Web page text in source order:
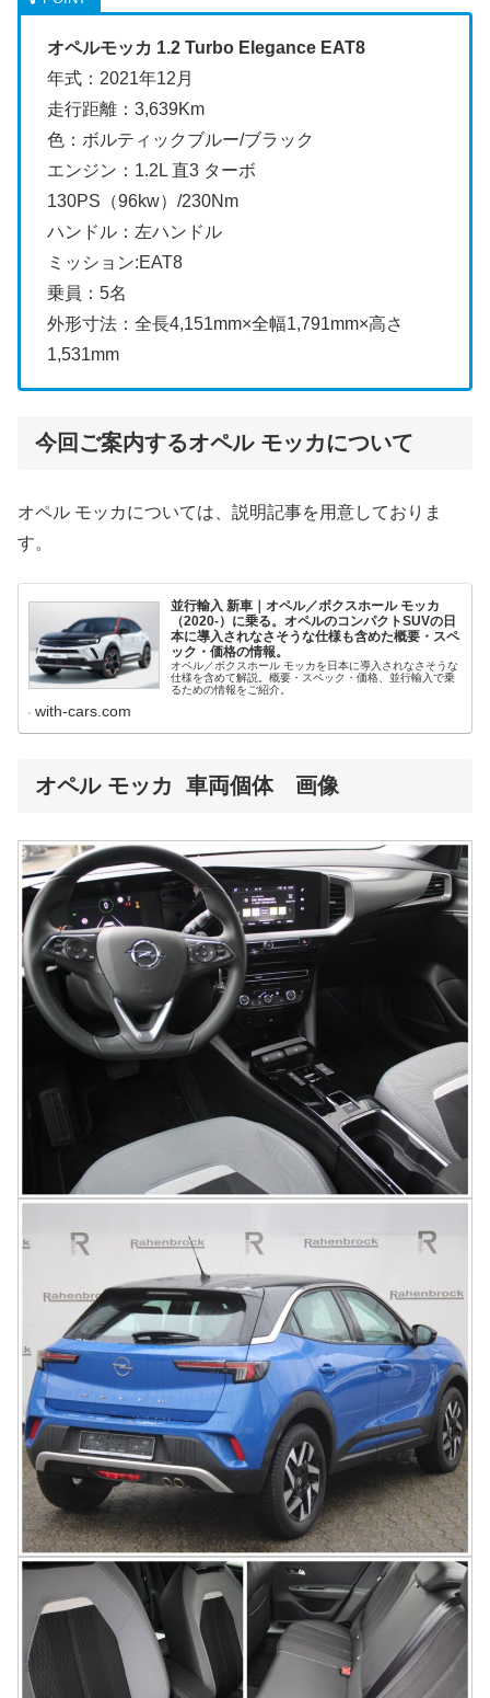
オペルモッカ 1.2 Turbo Elegance EAT8
年式：2021年12月
走行距離：3,639Km
色：ボルティックブルー/ブラック
エンジン：1.2L 直3 ターボ
130PS（96kw）/230Nm
ハンドル：左ハンドル
ミッション:EAT8
乗員：5名
外形寸法：全長4,151mm×全幅1,791mm×高さ
1,531mm
今回ご案内するオペル モッカについて
オペル モッカについては、説明記事を用意しておりま
す。
並行輸入 新車｜オペル／ボクスホール モッカ
（2020-）に乗る。オペルのコンパクトSUVの日
本に導入されなさそうな仕様も含めた概要・スペ
ック・価格の情報。
オペル／ボクスホール モッカを日本に導入されなさそうな
仕様を含めて解説。概要・スペック・価格、並行輸入で乗
るための情報をご紹介。
with-cars.com
オペル モッカ 車両個体 画像